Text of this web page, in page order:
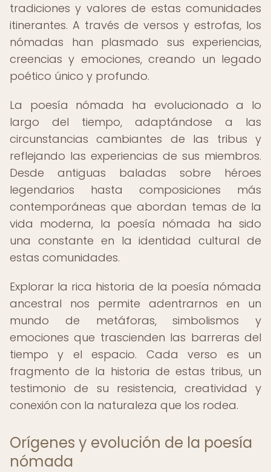
tradiciones y valores de estas comunidades
itinerantes. A través de versos y estrofas, los
nómadas han plasmado sus experiencias,
creencias y emociones, creando un legado
poético único y profundo.
La poesía nómada ha evolucionado a lo
largo del tiempo, adaptándose a las
circunstancias cambiantes de las tribus y
reflejando las experiencias de sus miembros.
Desde antiguas baladas sobre héroes
legendarios hasta composiciones más
contemporáneas que abordan temas de la
vida moderna, la poesía nómada ha sido
una constante en la identidad cultural de
estas comunidades.
Explorar la rica historia de la poesía nómada
ancestral nos permite adentrarnos en un
mundo de metáforas, simbolismos y
emociones que trascienden las barreras del
tiempo y el espacio. Cada verso es un
fragmento de la historia de estas tribus, un
testimonio de su resistencia, creatividad y
conexión con la naturaleza que los rodea.
Orígenes y evolución de la poesía
nómada